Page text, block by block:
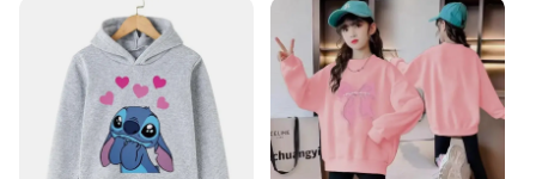
performance. The breathable fabric allows for
unrestricted movement, making it ideal for playtime
or school activities. The durable construction
ensures that it can withstand the rigors of daily
wear, making it a practical choice for parents
looking for long-lasting, high-quality clothing. With
the option to purchase in sets, parents can easily